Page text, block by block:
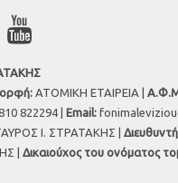
ΑΤΟΜΙΚΗ ΕΤΑΙΡΕΙΑ |
822294 | Εmail:
Ι. ΣΤΡΑΤΑΚΗΣ |
| Δικαιούχος του ονόματος